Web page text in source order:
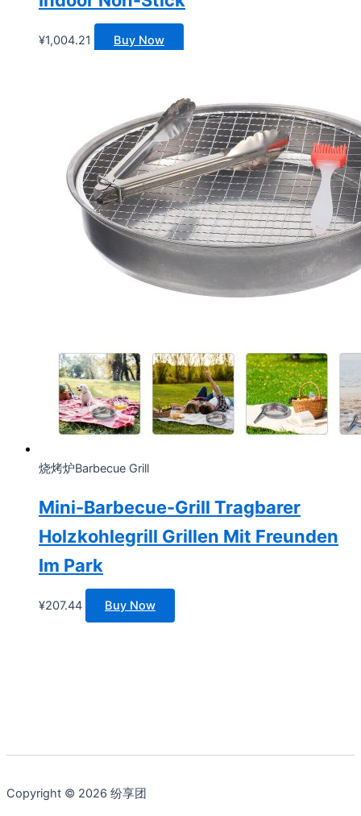
¥1,004.21 Buy Now
烧烤炉Barbecue Grill
Mini-Barbecue-Grill Tragbarer
Holzkohlegrill Grillen Mit Freunden
Im Park
¥207.44 Buy Now
Copyright © 2026 纷享团